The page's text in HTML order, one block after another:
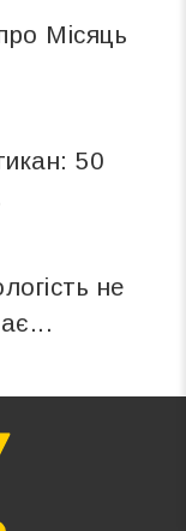
Місяць
50
не